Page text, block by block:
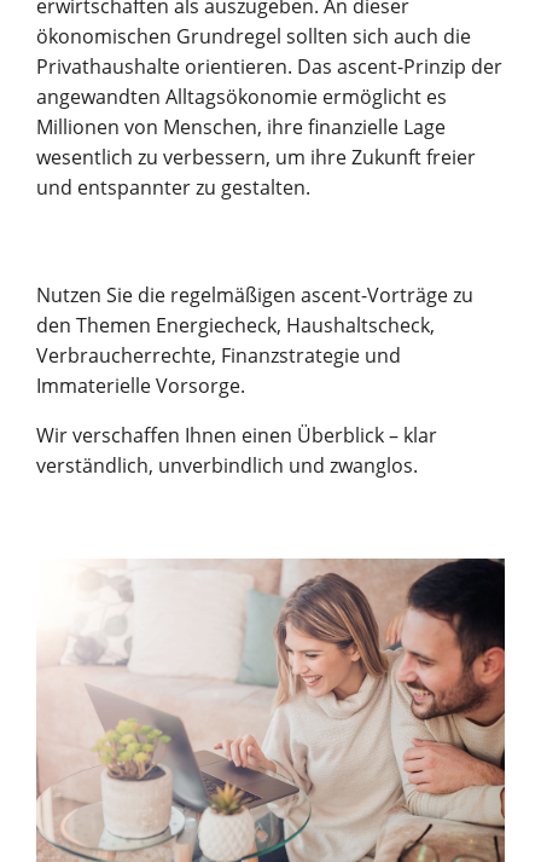
erwirtschaften als auszugeben. An dieser
ökonomischen Grundregel sollten sich auch die
Privathaushalte orientieren. Das ascent-Prinzip der
angewandten Alltagsökonomie ermöglicht es
Millionen von Menschen, ihre finanzielle Lage
wesentlich zu verbessern, um ihre Zukunft freier
und entspannter zu gestalten.
Nutzen Sie die regelmäßigen ascent-Vorträge zu
den Themen Energiecheck, Haushaltscheck,
Verbraucherrechte, Finanzstrategie und
Immaterielle Vorsorge.
Wir verschaffen Ihnen einen Überblick – klar
verständlich, unverbindlich und zwanglos.